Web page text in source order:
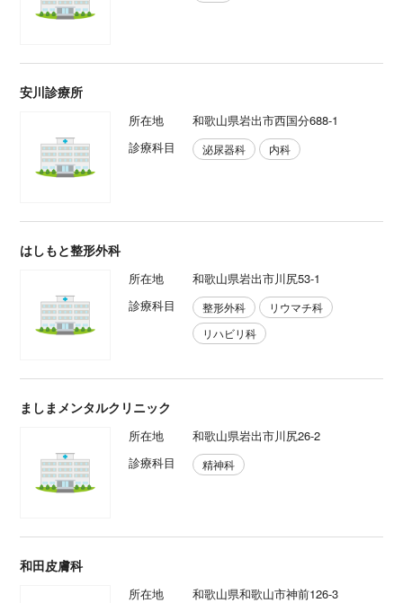
安川診療所
所在地
和歌山県岩出市西国分688-1
診療科目
泌尿器科 内科
はしもと整形外科
所在地
和歌山県岩出市川尻53-1
診療科目
整形外科
リウマチ科
リハビリ科
ましまメンタルクリニック
所在地
和歌山県岩出市川尻26-2
診療科目
精神科
和田皮膚科
所在地
和歌山県和歌山市神前126-3